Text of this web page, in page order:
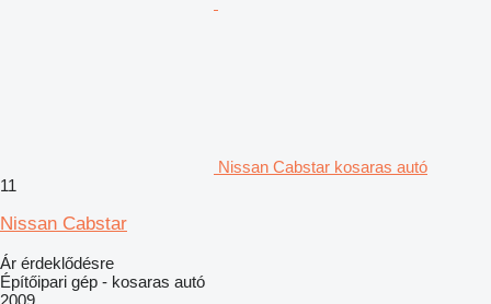
Nissan Cabstar kosaras autó
11
Nissan Cabstar
Ár érdeklődésre
Építőipari gép - kosaras autó
2009